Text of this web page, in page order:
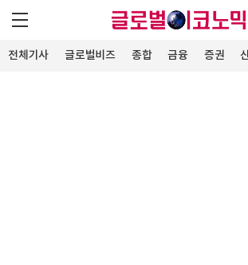
전체기사 글로벌비즈 종합 금융 증권